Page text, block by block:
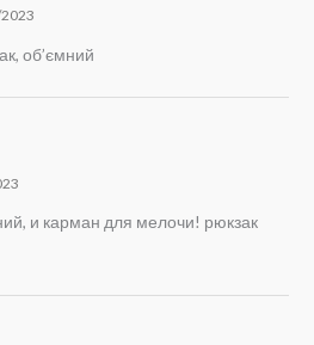
об’ємний
и карман для мелочи! рюкзак